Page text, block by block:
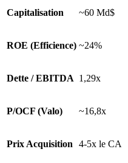
Capitalisation ~60 Md$
ROE (Efficience) ~24%
Dette / EBITDA 1,29x
P/OCF (Valo) ~16,8x
Prix Acquisition 4-5x le CA